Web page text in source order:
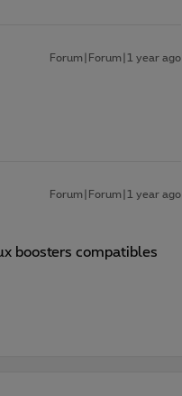
Forum|Forum|1 year ago
Forum|Forum|1 year ago
boosters compatibles